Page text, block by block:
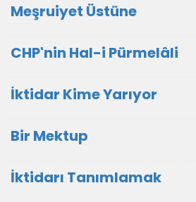
Meşruiyet Üstüne
CHP'nin Hal-i Pürmelâli
İktidar Kime Yarıyor
Bir Mektup
İktidarı Tanımlamak